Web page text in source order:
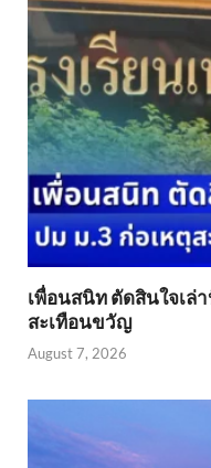
เพื่อนสนิท ตัดสินใจเล่
สะเทือนขวัญ
August 7, 2026